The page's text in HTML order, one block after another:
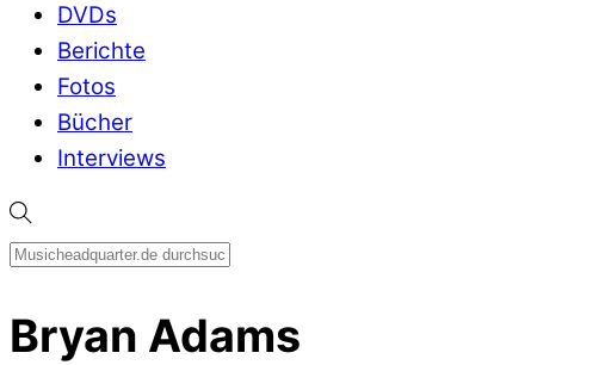
DVDs
Berichte
Fotos
Bücher
Interviews
Bryan Adams